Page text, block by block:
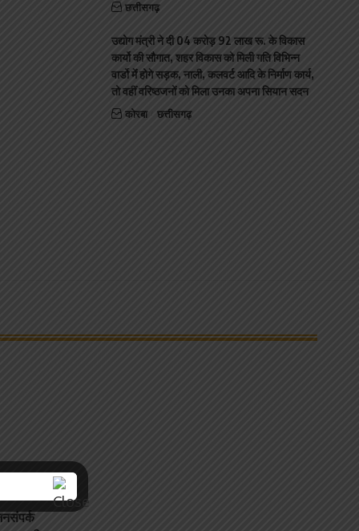
छत्तीसगढ़
उद्योग मंत्री ने दी 04 करोड़ 92 लाख रू. के विकास
कार्यो की सौगात, शहर विकास को मिली गति विभिन्न
वार्डो मेंं होगे सड़क, नाली, कलवर्ट आदि के निर्माण कार्य,
तो वहीं वरिष्ठजनों को मिला उनका अपना सियान सदन
कोरबा छत्तीसगढ़